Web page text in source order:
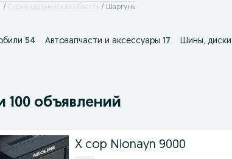
Сурхандарьинская область Шаргунь
54 Автозапчасти и аксессуары 17 Шины,
объявлений
X cop Nionayn 9000